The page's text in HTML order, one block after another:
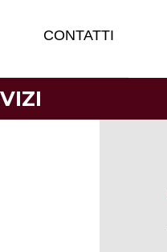
CONTATTI